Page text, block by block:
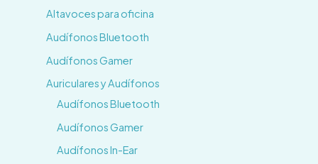
Altavoces para oficina
Audífonos Bluetooth
Audífonos Gamer
Auriculares y Audífonos
Audífonos Bluetooth
Audífonos Gamer
Audífonos In-Ear